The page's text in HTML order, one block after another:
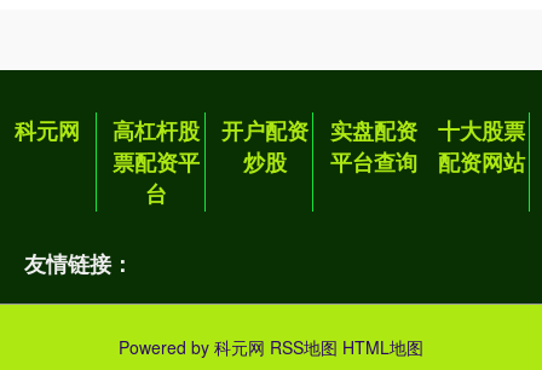
科元网
高杠杆股
票配资平
台
开户配资
炒股
实盘配资
平台查询
十大股票
配资网站
友情链接：
Powered by 科元网 RSS地图 HTML地图